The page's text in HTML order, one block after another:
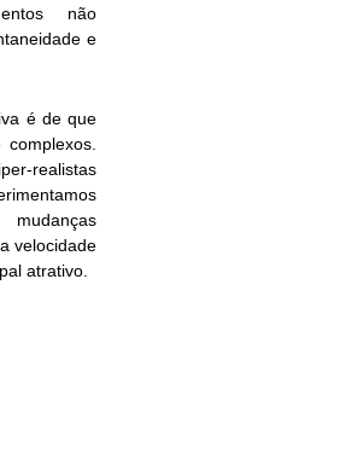
não
e
é de que
realistas
velocidade
atrativo.